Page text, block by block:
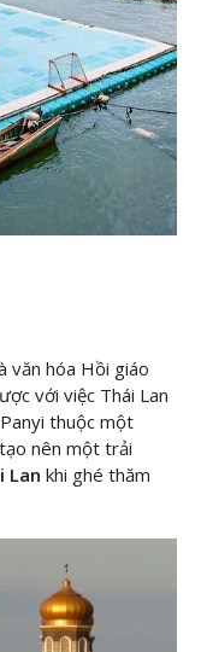
văn hóa Hồi giáo
với việc Thái Lan
thuộc một
nên một trải
Lan khi ghé thăm